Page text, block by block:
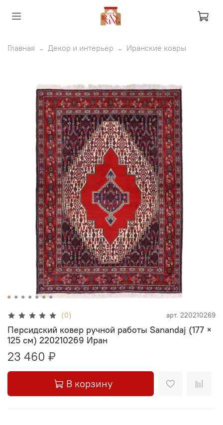
Главная Декор и интерьер Иранские ковры
(0) арт. 220210269
Персидский ковер ручной работы Sanandaj (177 ×
125 см) 220210269 Иран
23 460 ₽
В корзину